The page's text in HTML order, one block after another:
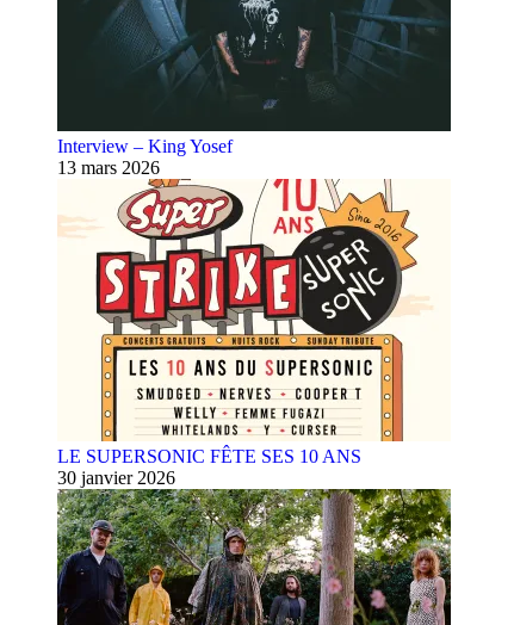
Interview – King Yosef
13 mars 2026
LE SUPERSONIC FÊTE SES 10 ANS
30 janvier 2026